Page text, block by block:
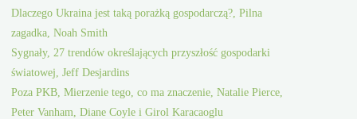
Dlaczego Ukraina jest taką porażką gospodarczą?, Pilna
zagadka, Noah Smith
Sygnały, 27 trendów określających przyszłość gospodarki
światowej, Jeff Desjardins
Poza PKB, Mierzenie tego, co ma znaczenie, Natalie Pierce,
Peter Vanham, Diane Coyle i Girol Karacaoglu